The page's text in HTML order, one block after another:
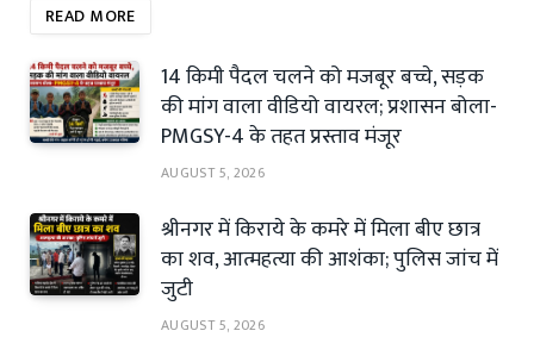
READ MORE
14 किमी पैदल चलने को मजबूर बच्चे, सड़क
की मांग वाला वीडियो वायरल; प्रशासन बोला-
PMGSY-4 के तहत प्रस्ताव मंजूर
AUGUST 5, 2026
श्रीनगर में किराये के कमरे में मिला बीए छात्र
का शव, आत्महत्या की आशंका; पुलिस जांच में
जुटी
AUGUST 5, 2026